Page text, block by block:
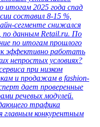
итогам 2025 года спад
составил 8-15 %,
сегменте снижался
по данным Retail.ru. По
по итогам прошлого
эффективно работать
непростых условиях?
при низком
и продажам в fashion-
дает проверенные
речевых модулей.
трафика
главным конкурентным